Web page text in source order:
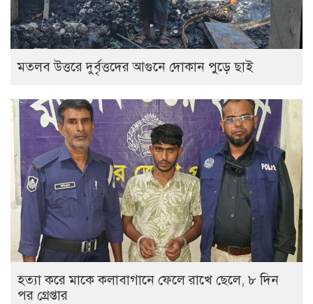
‎মতলব উত্তরে দুর্বৃত্তদের আগুনে দোকান পুড়ে ছাই
হত্যা করে মাকে কলাবাগানে ফেলে রাখে ছেলে, ৮ দিন
পর গ্রেপ্তার